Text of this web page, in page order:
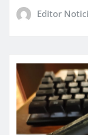
Editor